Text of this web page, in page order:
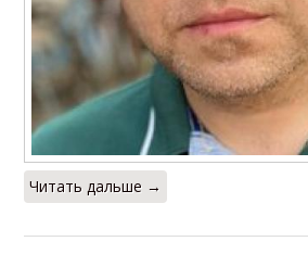
Читать дальше →